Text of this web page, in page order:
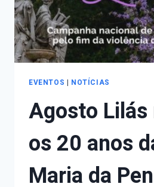
MENINAS
DO
EXTREMO
SUL
CENTRO
DO
RIO
DO
EVENTOS | NOTÍCIAS
Agosto Lilás
os 20 anos
Maria da